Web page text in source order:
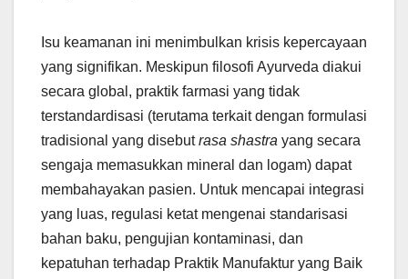
Isu keamanan ini menimbulkan krisis kepercayaan
yang signifikan. Meskipun filosofi Ayurveda diakui
secara global, praktik farmasi yang tidak
terstandardisasi (terutama terkait dengan formulasi
tradisional yang disebutrasa shastra yang secara
sengaja memasukkan mineral dan logam) dapat
membahayakan pasien. Untuk mencapai integrasi
yang luas, regulasi ketat mengenai standarisasi
bahan baku, pengujian kontaminasi, dan
kepatuhan terhadap Praktik Manufaktur yang Baik